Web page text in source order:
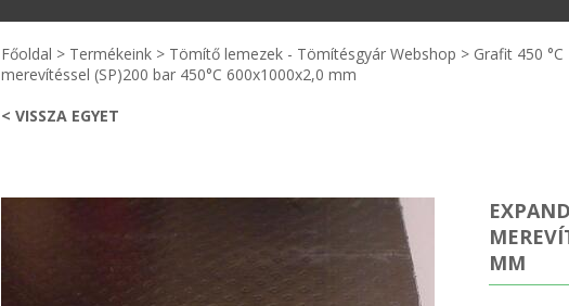
Főoldal > Termékeink > Tömítő lemezek - Tömítésgyár Webshop > Grafit 450 °C
merevítéssel (SP)200 bar 450°C 600x1000x2,0 mm
< VISSZA EGYET
MM